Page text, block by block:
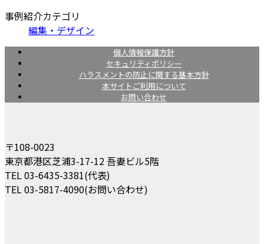
事例紹介カテゴリ
編集・デザイン
個人情報保護方針
セキュリティポリシー
ハラスメントの防止に関する基本方針
本サイトご利用について
お問い合わせ
〒108-0023
東京都港区芝浦3-17-12 吾妻ビル5階
TEL 03-6435-3381(代表)
TEL 03-5817-4090(お問い合わせ)